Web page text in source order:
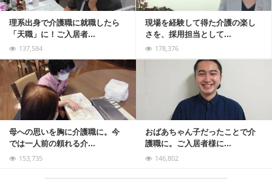
理系出身で介護職に就職したら
「天職」に！ご入居者...
137,584
現場を経験して得た介護の楽し
さを、採用担当として...
178,376
母への思いを胸に介護職に。今
では一人前の頼れる介...
153,735
おばあちゃん子だったことで介
護職に。ご入居者様に...
146,802
記事を読む